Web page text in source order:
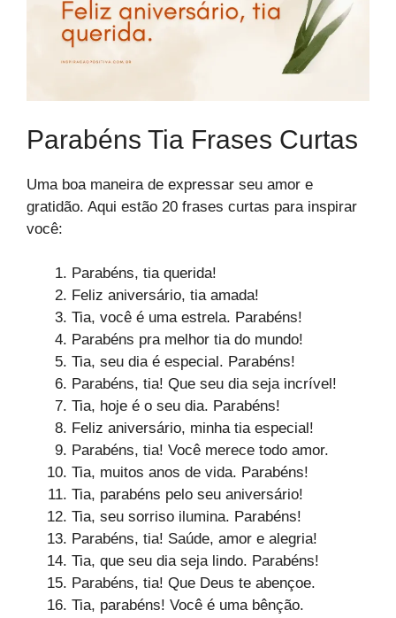
Parabéns Tia Frases Curtas
Uma boa maneira de expressar seu amor e
gratidão. Aqui estão 20 frases curtas para inspirar
você:
Parabéns, tia querida!
Feliz aniversário, tia amada!
Tia, você é uma estrela. Parabéns!
Parabéns pra melhor tia do mundo!
Tia, seu dia é especial. Parabéns!
Parabéns, tia! Que seu dia seja incrível!
Tia, hoje é o seu dia. Parabéns!
Feliz aniversário, minha tia especial!
Parabéns, tia! Você merece todo amor.
Tia, muitos anos de vida. Parabéns!
Tia, parabéns pelo seu aniversário!
Tia, seu sorriso ilumina. Parabéns!
Parabéns, tia! Saúde, amor e alegria!
Tia, que seu dia seja lindo. Parabéns!
Parabéns, tia! Que Deus te abençoe.
Tia, parabéns! Você é uma bênção.